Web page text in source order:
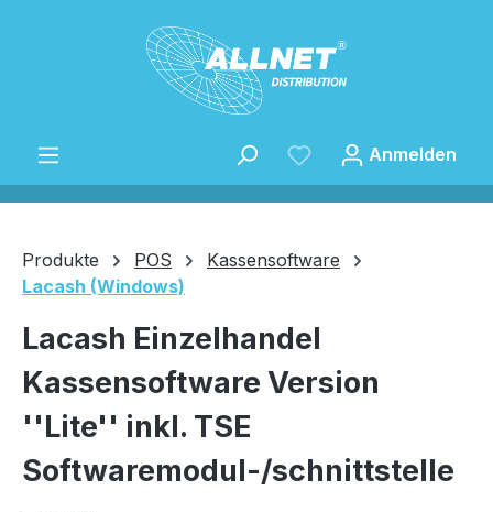
Zum Hauptinhalt springen
Speichern
Anmelden
Produkte POS
Kassensoftware
Lacash (Windows)
Lacash Einzelhandel
Kassensoftware Version
''Lite'' inkl. TSE
Softwaremodul-/schnittstelle